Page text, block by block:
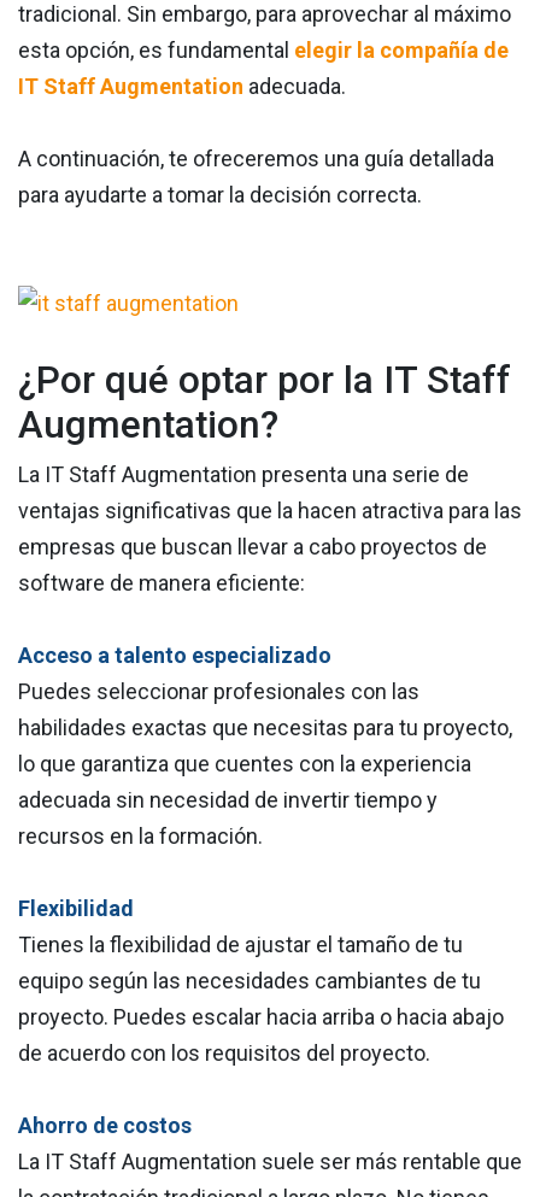
tradicional. Sin embargo, para aprovechar al máximo
esta opción, es fundamental elegir la compañía de
IT Staff Augmentation adecuada.
A continuación, te ofreceremos una guía detallada
para ayudarte a tomar la decisión correcta.
¿Por qué optar por la IT Staff
Augmentation?
La IT Staff Augmentation presenta una serie de
ventajas significativas que la hacen atractiva para las
empresas que buscan llevar a cabo proyectos de
software de manera eficiente:
Acceso a talento especializado
Puedes seleccionar profesionales con las
habilidades exactas que necesitas para tu proyecto,
lo que garantiza que cuentes con la experiencia
adecuada sin necesidad de invertir tiempo y
recursos en la formación.
Flexibilidad
Tienes la flexibilidad de ajustar el tamaño de tu
equipo según las necesidades cambiantes de tu
proyecto. Puedes escalar hacia arriba o hacia abajo
de acuerdo con los requisitos del proyecto.
Ahorro de costos
La IT Staff Augmentation suele ser más rentable que